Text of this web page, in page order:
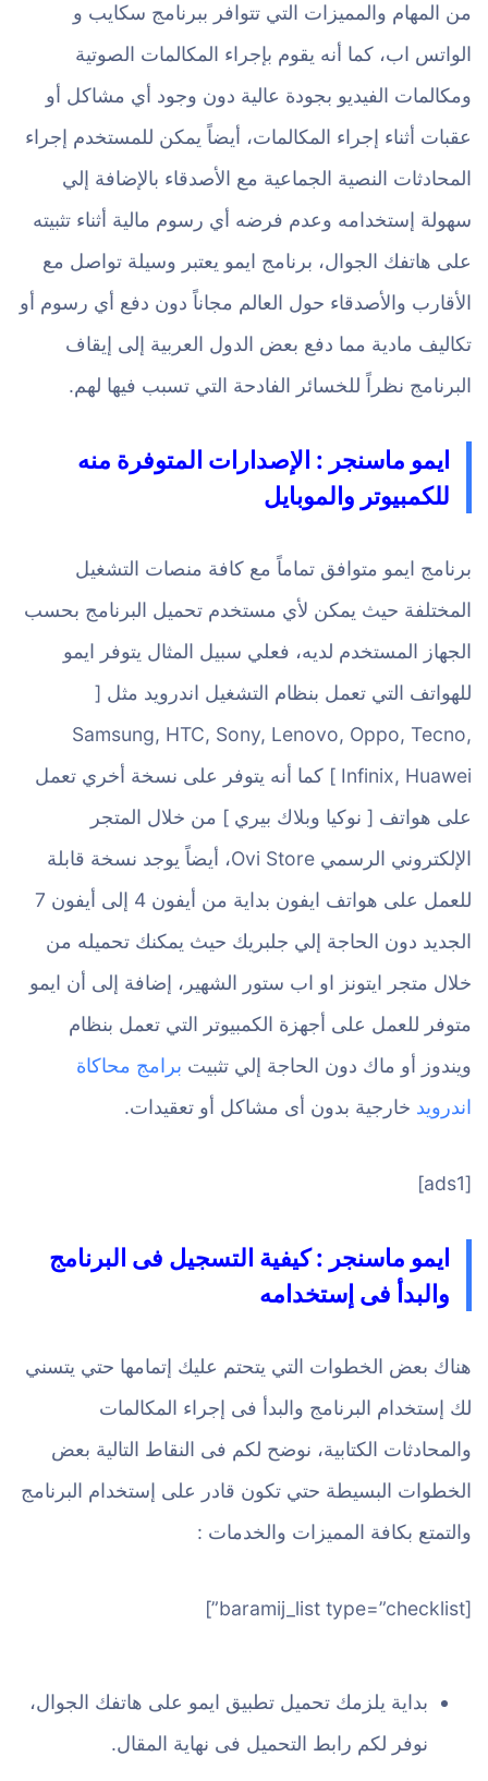
من المهام والمميزات التي تتوافر ببرنامج سكايب و
الواتس اب، كما أنه يقوم بإجراء المكالمات الصوتية
ومكالمات الفيديو بجودة عالية دون وجود أي مشاكل أو
عقبات أثناء إجراء المكالمات، أيضاً يمكن للمستخدم إجراء
المحادثات النصية الجماعية مع الأصدقاء بالإضافة إلي
سهولة إستخدامه وعدم فرضه أي رسوم مالية أثناء تثبيته
على هاتفك الجوال، برنامج ايمو يعتبر وسيلة تواصل مع
الأقارب والأصدقاء حول العالم مجاناً دون دفع أي رسوم أو
تكاليف مادية مما دفع بعض الدول العربية إلى إيقاف
البرنامج نظراً للخسائر الفادحة التي تسبب فيها لهم.
ايمو ماسنجر : الإصدارات المتوفرة منه
للكمبيوتر والموبايل
برنامج ايمو متوافق تماماً مع كافة منصات التشغيل
المختلفة حيث يمكن لأي مستخدم تحميل البرنامج بحسب
الجهاز المستخدم لديه، فعلي سبيل المثال يتوفر ايمو
للهواتف التي تعمل بنظام التشغيل اندرويد مثل [
Samsung, HTC, Sony, Lenovo, Oppo, Tecno,
Infinix, Huawei ] كما أنه يتوفر على نسخة أخري تعمل
على هواتف [ نوكيا وبلاك بيري ] من خلال المتجر
الإلكتروني الرسمي Ovi Store، أيضاً يوجد نسخة قابلة
للعمل على هواتف ايفون بداية من أيفون 4 إلى أيفون 7
الجديد دون الحاجة إلي جلبريك حيث يمكنك تحميله من
خلال متجر ايتونز او اب ستور الشهير، إضافة إلى أن ايمو
متوفر للعمل على أجهزة الكمبيوتر التي تعمل بنظام
ويندوز أو ماك دون الحاجة إلي تثبيت برامج محاكاة
اندرويد خارجية بدون أى مشاكل أو تعقيدات.
[ads1]
ايمو ماسنجر : كيفية التسجيل فى البرنامج
والبدأ فى إستخدامه
هناك بعض الخطوات التي يتحتم عليك إتمامها حتي يتسني
لك إستخدام البرنامج والبدأ فى إجراء المكالمات
والمحادثات الكتابية، نوضح لكم فى النقاط التالية بعض
الخطوات البسيطة حتي تكون قادر على إستخدام البرنامج
والتمتع بكافة المميزات والخدمات :
[baramij_list type=”checklist”]
بداية يلزمك تحميل تطبيق ايمو على هاتفك الجوال،
نوفر لكم رابط التحميل فى نهاية المقال.